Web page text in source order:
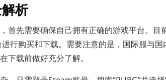
析
首先需要确保自己拥有正确的游戏平台。目
行购买和下载。需要注意的是，国际服与
下载前做好充分了解。